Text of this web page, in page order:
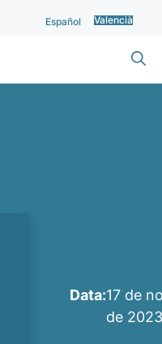
Español Valencià
Data:17 de
de 2023